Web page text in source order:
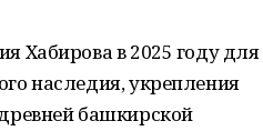
Хабирова в 2025 году для
наследия, укрепления
башкирской